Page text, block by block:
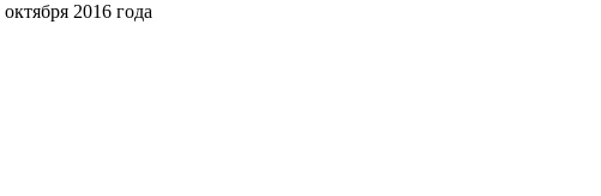
2016 года